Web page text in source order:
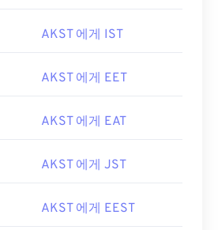
AKST 에게 IST
AKST 에게 EET
AKST 에게 EAT
AKST 에게 JST
AKST 에게 EEST